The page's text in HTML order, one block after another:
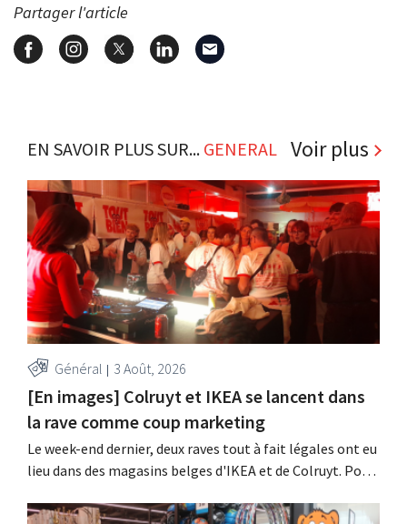
Partager l'article
EN SAVOIR PLUS SUR... GENERAL Voir plus
Général 3 Août, 2026
[En images] Colruyt et IKEA se lancent dans
la rave comme coup marketing
Le week-end dernier, deux raves tout à fait légales ont eu
lieu dans des magasins belges d'IKEA et de Colruyt. Pour
points auprès d'un public plus jeune.